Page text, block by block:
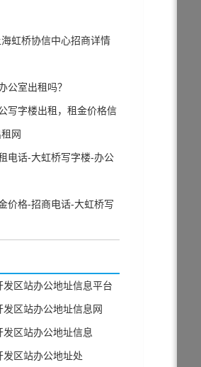
虹桥协信中心招商详情
公室出租吗？
写字楼出租，租金价格信
网
电话-大虹桥写字楼-办公
价格-招商电话-大虹桥写
区站办公地址信息平台
区站办公地址信息网
区站办公地址信息
区站办公地址处